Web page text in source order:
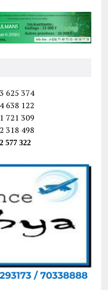
625 374
638 122
721 309
318 498
2 577 322